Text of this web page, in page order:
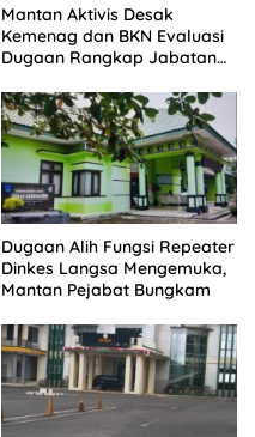
Mantan Aktivis Desak
Kemenag dan BKN Evaluasi
Dugaan Rangkap Jabatan
Dugaan Alih Fungsi Repeater
Dinkes Langsa Mengemuka,
Mantan Pejabat Bungkam